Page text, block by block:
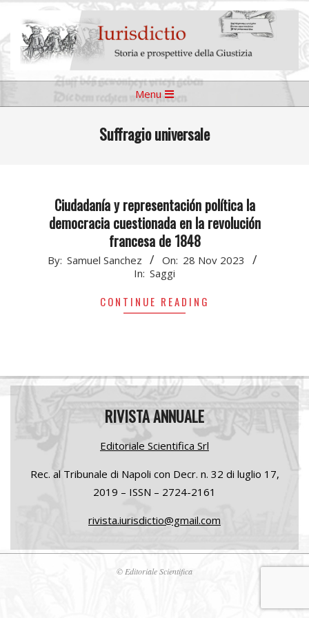
content
Iurisdictio
Navigation
Menu
Suffragio universale
Ciudadanía y representación política la
democracia cuestionada en la revolución
francesa de 1848
2023-
By: Samuel Sanchez On: 28 Nov 2023
In: Saggi
CONTINUE READING
RIVISTA ANNUALE
Editoriale Scientifica Srl
Rec. al Tribunale di Napoli con Decr. n. 32 di luglio 17,
2019 – ISSN – 2724-2161
rivista.iurisdictio@gmail.com
© Editoriale Scientifica